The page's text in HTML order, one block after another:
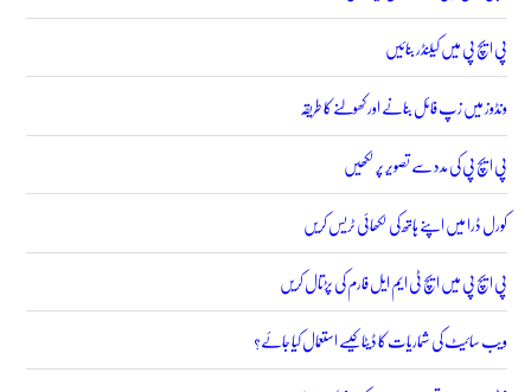
پی ایچ پی میں کیلنڈر بنائیں
ونڈوز میں زپ فائل بنانے اور کھولنے کا طریقہ
پی ایچ پی کی مدد سے تصویر پر لکھیں
کورل ڈرا میں اپنے ہاتھ کی لکھائی ٹریس کریں
پی ایچ پی میں ایچ ٹی ایم ایل فارم کی پڑتال کریں
ویب سائیٹ کی شماریات کا ڈیٹا کیسے استعمال کیا جائے؟